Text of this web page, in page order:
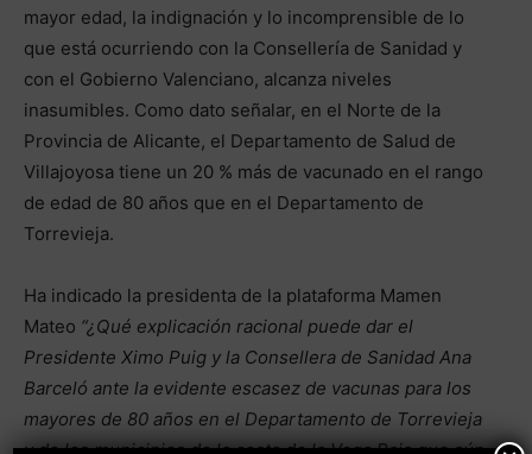
mayor edad, la indignación y lo incomprensible de lo
que está ocurriendo con la Consellería de Sanidad y
con el Gobierno Valenciano, alcanza niveles
inasumibles. Como dato señalar, en el Norte de la
Provincia de Alicante, el Departamento de Salud de
Villajoyosa tiene un 20 % más de vacunado en el rango
de edad de 80 años que en el Departamento de
Torrevieja.
Ha indicado la presidenta de la plataforma Mamen
Mateo “¿Qué explicación racional puede dar el
Presidente Ximo Puig y la Consellera de Sanidad Ana
Barceló ante la evidente escasez de vacunas para los
mayores de 80 años en el Departamento de Torrevieja